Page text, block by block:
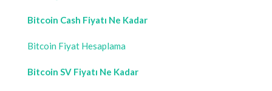
Bitcoin Cash Fiyatı Ne Kadar
Bitcoin Fiyat Hesaplama
Bitcoin SV Fiyatı Ne Kadar